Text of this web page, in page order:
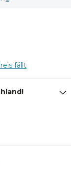
fällt